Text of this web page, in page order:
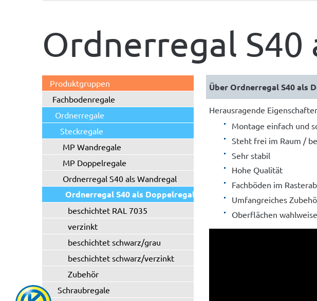
Ordnerregal
Produktgruppen
Fachbodenregale
Ordnerregale
Steckregale
MP Wandregale
MP Doppelregale
Ordnerregal S40 als Wandregal
Ordnerregal S40 als Doppelregal
beschichtet RAL 7035
verzinkt
beschichtet schwarz/grau
beschichtet schwarz/verzinkt
Zubehör
Schraubregale
Herausragende
Montage einfach und
Steht frei im Raum /
Sehr stabil
Hohe Qualität
Fachböden im
Umfangreiches
Oberflächen